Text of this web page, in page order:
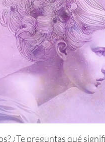
¿Te preguntas qué